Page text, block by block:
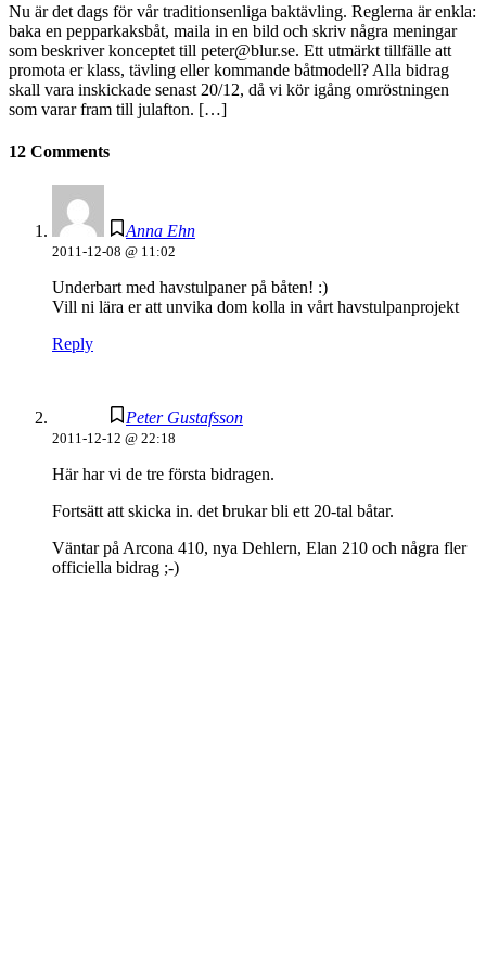
Nu är det dags för vår traditionsenliga baktävling. Reglerna är enkla:
baka en pepparkaksbåt, maila in en bild och skriv några meningar
som beskriver konceptet till peter@blur.se. Ett utmärkt tillfälle att
promota er klass, tävling eller kommande båtmodell? Alla bidrag
skall vara inskickade senast 20/12, då vi kör igång omröstningen
som varar fram till julafton. […]
12 Comments
Anna Ehn
2011-12-08 @ 11:02
Underbart med havstulpaner på båten! :)
Vill ni lära er att unvika dom kolla in vårt havstulpanprojekt
Reply
Peter Gustafsson
2011-12-12 @ 22:18
Här har vi de tre första bidragen.
Fortsätt att skicka in. det brukar bli ett 20-tal båtar.
Väntar på Arcona 410, nya Dehlern, Elan 210 och några fler
officiella bidrag ;-)